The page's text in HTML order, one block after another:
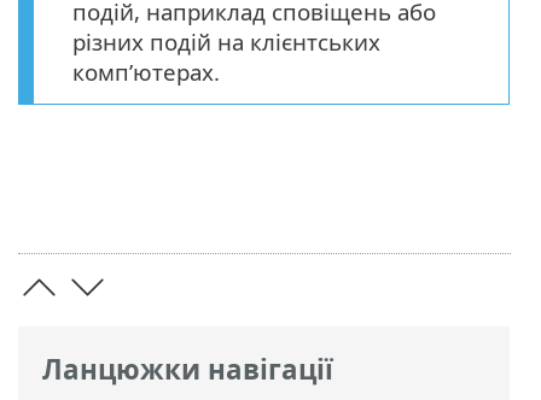
Ланцюжки навігації
подій, наприклад сповіщень або
різних подій на клієнтських
комп’ютерах.